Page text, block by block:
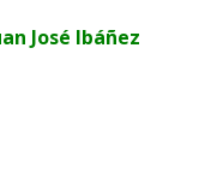
José Ibáñez